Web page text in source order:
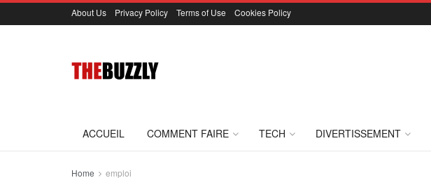
About Us Privacy Policy Terms of Use Cookies Policy
ACCUEIL COMMENT FAIRE TECH DIVERTISSEMENT
Home emploi